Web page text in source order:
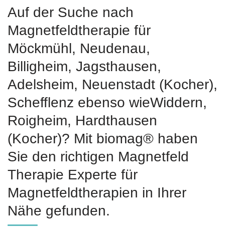
Auf der Suche nach
Magnetfeldtherapie für
Möckmühl, Neudenau,
Billigheim, Jagsthausen,
Adelsheim, Neuenstadt (Kocher),
Schefflenz ebenso wieWiddern,
Roigheim, Hardthausen
(Kocher)? Mit biomag® haben
Sie den richtigen Magnetfeld
Therapie Experte für
Magnetfeldtherapien in Ihrer
Nähe gefunden.